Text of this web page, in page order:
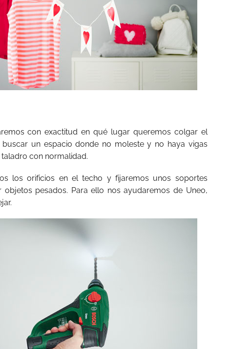
con exactitud en qué lugar queremos colgar el
buscar un espacio donde no moleste y no haya vigas
con normalidad.
los orificios en el techo y fijaremos unos soportes
pesados. Para ello nos ayudaremos de Uneo,